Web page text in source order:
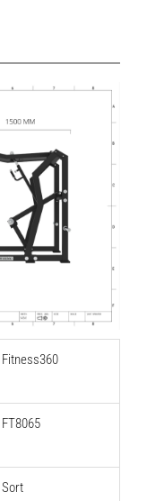
Fitness360
FT8065
Sort